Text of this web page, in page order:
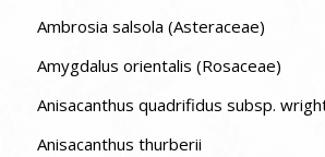
Ambrosia salsola (Asteraceae)
Amygdalus orientalis (Rosaceae)
Anisacanthus quadrifidus subsp.
Anisacanthus thurberii